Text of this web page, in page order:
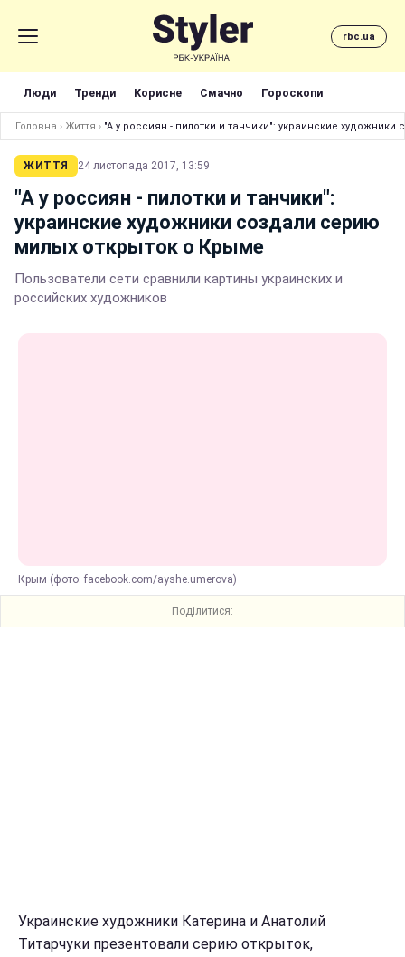
rbc.ua
Люди Тренди Корисне Смачно Гороскопи
Головна › Життя › "А у россиян - пилотки и танчики": украинские
ЖИТТЯ 24 листопада 2017, 13:59
"А у россиян - пилотки и танчики":
украинские художники создали серию
милых открыток о Крыме
Пользователи сети сравнили картины украинских и
российских художников
Крым (фото: facebook.com/ayshe.umerova)
Поділитися:
Украинские художники Катерина и Анатолий
Титарчуки презентовали серию открыток,